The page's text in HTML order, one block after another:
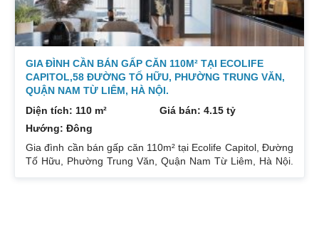
GIA ĐÌNH CẦN BÁN GẤP CĂN 110M² TẠI ECOLIFE
CAPITOL,58 ĐƯỜNG TỐ HỮU, PHƯỜNG TRUNG VĂN,
QUẬN NAM TỪ LIÊM, HÀ NỘI.
Diện tích: 110 m²
Giá bán: 4.15 tỷ
Hướng: Đông
Gia đình cần bán gấp căn 110m² tại Ecolife Capitol, Đường
Tố Hữu, Phường Trung Văn, Quận Nam Từ Liêm, Hà Nội.